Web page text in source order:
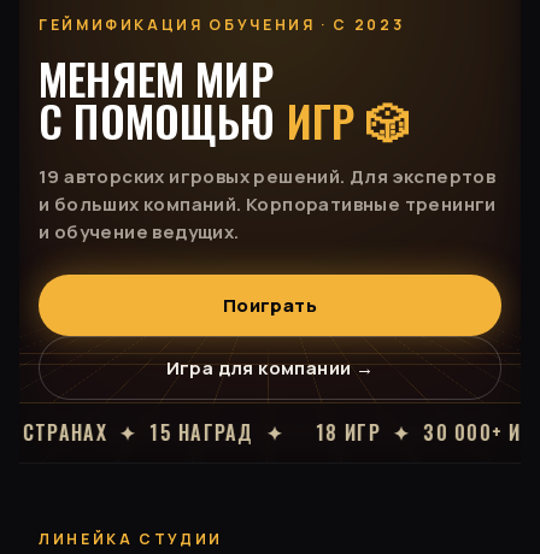
ГЕЙМИФИКАЦИЯ ОБУЧЕНИЯ · С 2023
МЕНЯЕМ МИР
С ПОМОЩЬЮ ИГР 🎲
19 авторских игровых решений. Для экспертов
и больших компаний. Корпоративные тренинги
и обучение ведущих.
Поиграть
Игра для компании →
✦ 18 ИГР ✦ 30 000+ ИГРОКОВ ✦ 240+
ЛИНЕЙКА СТУДИИ